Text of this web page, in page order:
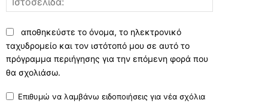
αποθηκεύστε το όνομα, το ηλεκτρονικό
ταχυδρομείο και τον ιστότοπό μου σε αυτό το
πρόγραμμα περιήγησης για την επόμενη φορά που
θα σχολιάσω.
Επιθυμώ να λαμβάνω ειδοποιήσεις για νέα σχόλια